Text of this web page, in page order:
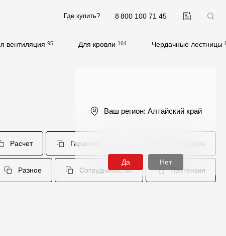
8 800 100 71 45
Где купить?
вентиляция 95 Для кровли 164 Чердачные лестницы
Награды
Отправка рекламации
Расчет Гарантия Наличие материала
Разное Сотрудничество Претензия
Ваш регион: Алтайский край
Да Нет